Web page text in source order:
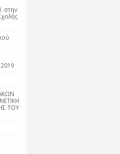
στην
ΤΟΥ